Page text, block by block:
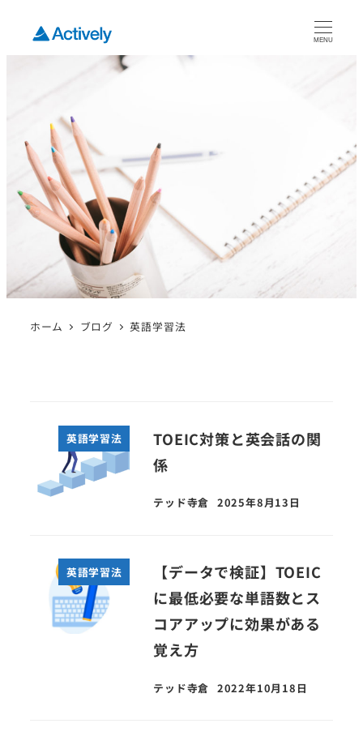
MENU
ホーム ブログ 英語学習法
英語学習法
TOEIC対策と英会話の関
係
テッド寺倉 2025年8月13日
英語学習法
【データで検証】TOEIC
に最低必要な単語数とス
コアアップに効果がある
覚え方
テッド寺倉 2022年10月18日